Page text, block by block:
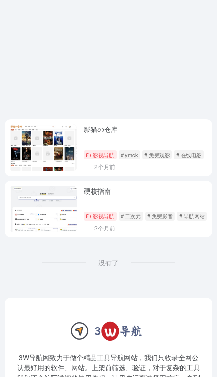
影猫の仓库
影视导航 # ymck # 免费观影 # 在线电影
2个月前
硬核指南
影视导航 # 二次元 # 免费影音 # 导航网站
2个月前
没有了
3W导航网致力于做个精品工具导航网站，我们只收录全网公
认最好用的软件、网站。上架前筛选、验证，对于复杂的工具